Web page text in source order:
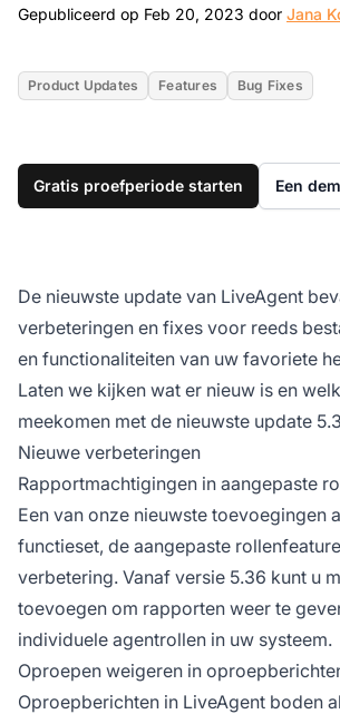
Gepubliceerd op Feb 20, 2023 door Jana
Product Updates Features Bug Fixes
Gratis proefperiode starten Een
De nieuwste update van LiveAgent
verbeteringen en fixes voor reeds
en functionaliteiten van uw favoriete
Laten we kijken wat er nieuw is en
meekomen met de nieuwste update
Nieuwe verbeteringen
Rapportmachtigingen in aangepaste
Een van onze nieuwste toevoegingen
functieset, de aangepaste
verbetering. Vanaf versie 5.36 kunt u
toevoegen om rapporten weer te
individuele agentrollen in uw systeem.
Oproepen weigeren in
Oproepberichten in LiveAgent boden